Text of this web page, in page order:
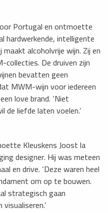
Portugal en ontmoette
hardwerkende, intelligente
alcoholvrije wijn. Zij en
De druiven zijn
bevatten geen
MWM-wijn voor iedereen
love brand. ‘Niet
liefde laten voelen.’
Kleuskens Joost la
designer. Hij was meteen
en drive. ‘Deze waren heel
om op te bouwen.
strategisch gaan